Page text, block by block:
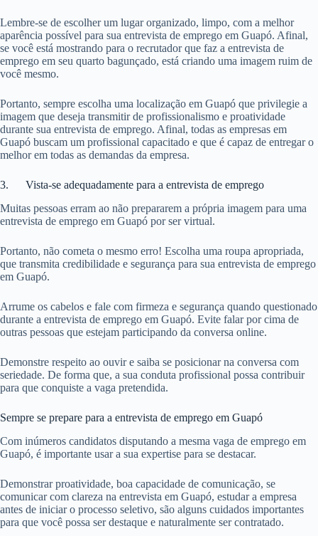
Lembre-se de escolher um lugar organizado, limpo, com a melhor
aparência possível para sua entrevista de emprego em Guapó. Afinal,
se você está mostrando para o recrutador que faz a entrevista de
emprego em seu quarto bagunçado, está criando uma imagem ruim de
você mesmo.
Portanto, sempre escolha uma localização em Guapó que privilegie a
imagem que deseja transmitir de profissionalismo e proatividade
durante sua entrevista de emprego. Afinal, todas as empresas em
Guapó buscam um profissional capacitado e que é capaz de entregar o
melhor em todas as demandas da empresa.
3. Vista-se adequadamente para a entrevista de emprego
Muitas pessoas erram ao não prepararem a própria imagem para uma
entrevista de emprego em Guapó por ser virtual.
Portanto, não cometa o mesmo erro! Escolha uma roupa apropriada,
que transmita credibilidade e segurança para sua entrevista de emprego
em Guapó.
Arrume os cabelos e fale com firmeza e segurança quando questionado
durante a entrevista de emprego em Guapó. Evite falar por cima de
outras pessoas que estejam participando da conversa online.
Demonstre respeito ao ouvir e saiba se posicionar na conversa com
seriedade. De forma que, a sua conduta profissional possa contribuir
para que conquiste a vaga pretendida.
Sempre se prepare para a entrevista de emprego em Guapó
Com inúmeros candidatos disputando a mesma vaga de emprego em
Guapó, é importante usar a sua expertise para se destacar.
Demonstrar proatividade, boa capacidade de comunicação, se
comunicar com clareza na entrevista em Guapó, estudar a empresa
antes de iniciar o processo seletivo, são alguns cuidados importantes
para que você possa ser destaque e naturalmente ser contratado.